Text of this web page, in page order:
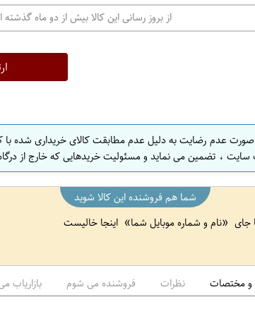
ت
ه
ن
از بروز رسانی این کالا بیش از دو ماه
صورت عدم رضایت به دلیل عدم مطابقت کالای خریداری شده
، تضمین می نماید و مسئولیت خریدهایی که خارج از
شما هم فروشنده این کالا شوید
جای
نام و شماره موبایل شما اینجا خالیست
و مختصات نظرات فروشنده می شوم بازاریاب